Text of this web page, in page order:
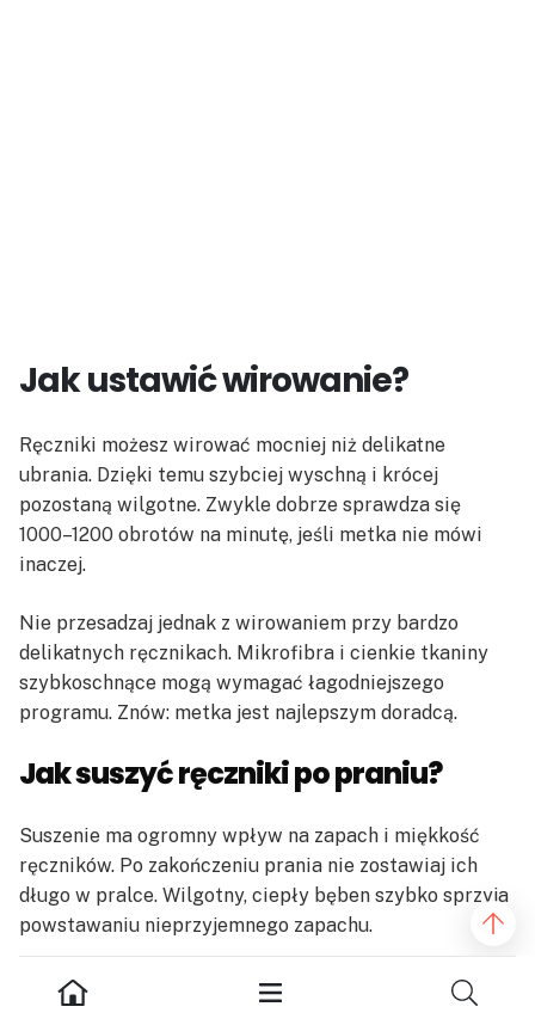
Jak ustawić wirowanie?
Ręczniki możesz wirować mocniej niż delikatne
ubrania. Dzięki temu szybciej wyschną i krócej
pozostaną wilgotne. Zwykle dobrze sprawdza się
1000–1200 obrotów na minutę, jeśli metka nie mówi
inaczej.
Nie przesadzaj jednak z wirowaniem przy bardzo
delikatnych ręcznikach. Mikrofibra i cienkie tkaniny
szybkoschnące mogą wymagać łagodniejszego
programu. Znów: metka jest najlepszym doradcą.
Jak suszyć ręczniki po praniu?
Suszenie ma ogromny wpływ na zapach i miękkość
ręczników. Po zakończeniu prania nie zostawiaj ich
długo w pralce. Wilgotny, ciepły bęben szybko sprzyja
powstawaniu nieprzyjemnego zapachu.
Najlepiej rozwieś ręczniki luźno, w przewiewnym
miejscu. Nie składaj ich na pół kilka razy, bo wtedy